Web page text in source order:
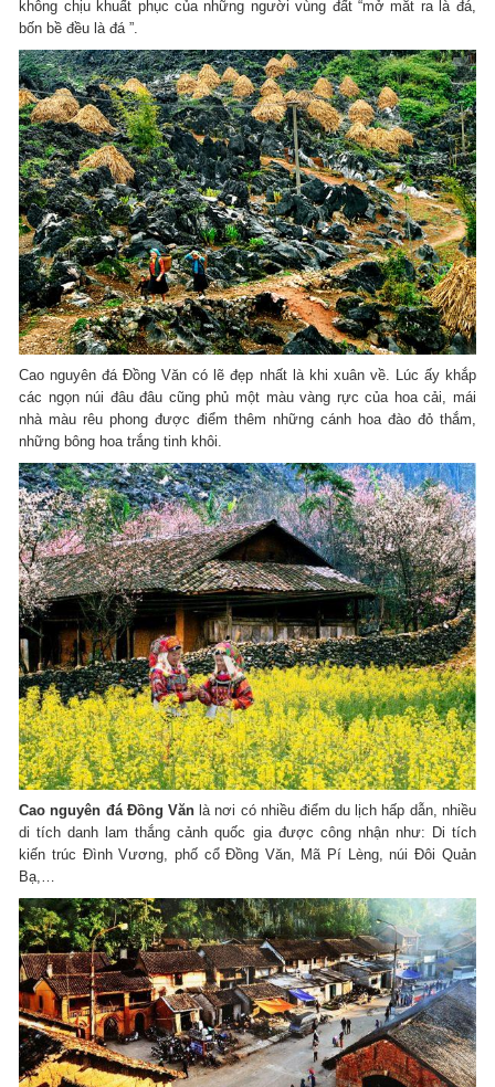
không chịu khuất phục của những người vùng đất “mở mắt ra là đá,
bốn bề đều là đá ”.
Cao nguyên đá Đồng Văn có lẽ đẹp nhất là khi xuân về. Lúc ấy khắp
các ngọn núi đâu đâu cũng phủ một màu vàng rực của hoa cải, mái
nhà màu rêu phong được điểm thêm những cánh hoa đào đỏ thắm,
những bông hoa trắng tinh khôi.
Cao nguyên đá Đồng Vănlà nơi có nhiều điểm du lịch hấp dẫn, nhiều
di tích danh lam thắng cảnh quốc gia được công nhận như: Di tích
kiến ​​trúc Đình Vương, phố cổ Đồng Văn, Mã Pí Lèng, núi Đôi Quản
Bạ,…